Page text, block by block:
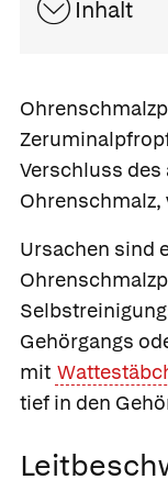
Inhalt
Verschluss des
Ursachen sind
Gehörgangs
mit
tief in den